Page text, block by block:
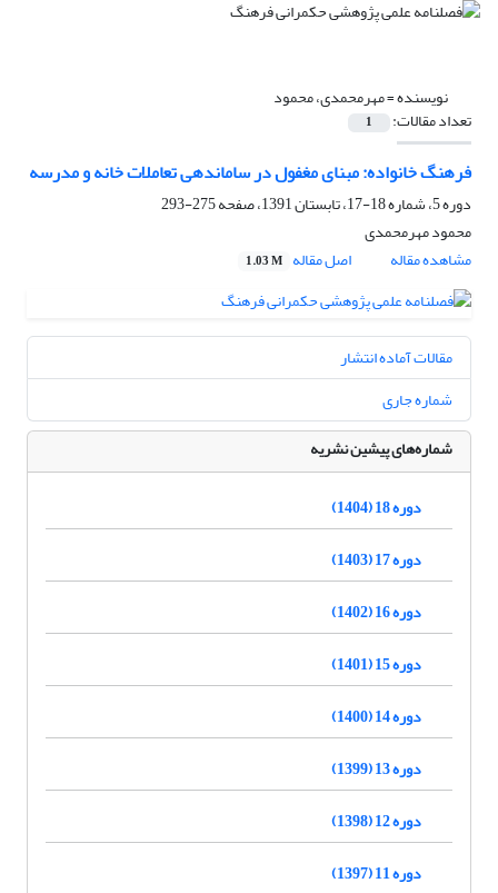
نویسنده =مهرمحمدی، محمود
تعداد مقالات: 1
فرهنگ خانواده: مبنای مغفول در ساماندهی تعاملات خانه و مدرسه
دوره 5، شماره 18-17، تابستان 1391، صفحه
275-293
محمود مهرمحمدی
مشاهده مقاله
اصل مقاله 1.03 M
مقالات آماده انتشار
شماره جاری
شماره‌های پیشین نشریه
دوره 18 (1404)
دوره 17 (1403)
دوره 16 (1402)
دوره 15 (1401)
دوره 14 (1400)
دوره 13 (1399)
دوره 12 (1398)
دوره 11 (1397)